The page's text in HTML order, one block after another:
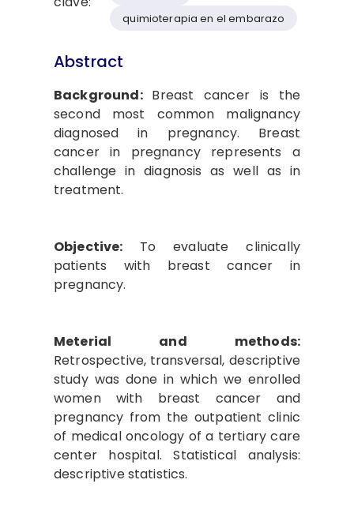
quimioterapia en el embarazo
Abstract
Background: Breast cancer is the
second most common malignancy
diagnosed in pregnancy. Breast
cancer in pregnancy represents a
challenge in diagnosis as well as in
treatment.
Objective: To evaluate clinically
patients with breast cancer in
pregnancy.
Meterial and methods:
Retrospective, transversal, descriptive
study was done in which we enrolled
women with breast cancer and
pregnancy from the outpatient clinic
of medical oncology of a tertiary care
center hospital. Statistical analysis:
descriptive statistics.